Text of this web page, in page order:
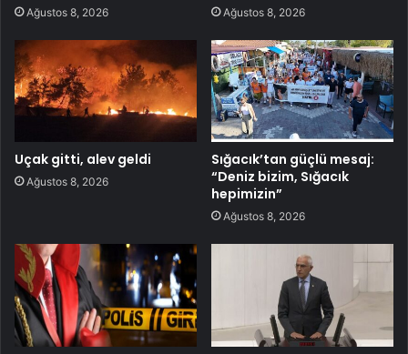
Ağustos 8, 2026 Ağustos 8, 2026
Uçak gitti, alev geldi
Ağustos 8, 2026
Sığacık’tan güçlü mesaj:
“Deniz bizim, Sığacık
hepimizin”
Ağustos 8, 2026